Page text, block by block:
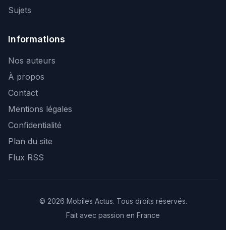
Sujets
Informations
Nos auteurs
À propos
Contact
Mentions légales
Confidentialité
Plan du site
Flux RSS
© 2026 Mobiles Actus. Tous droits réservés.
Fait avec passion en France